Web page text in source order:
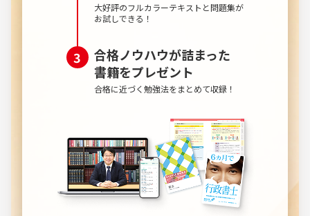
大好評のフルカラーテキストと問題集が
お試しできる！
合格ノウハウが詰まった
書籍をプレゼント
合格に近づく勉強法をまとめて収録！